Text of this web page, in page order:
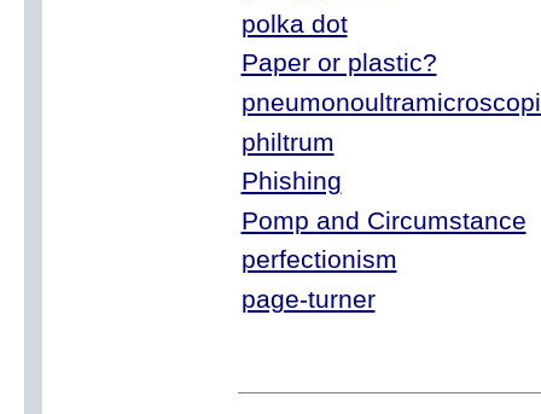
polka dot
Paper or plastic?
philtrum
Phishing
Pomp and Circumstance
perfectionism
page-turner